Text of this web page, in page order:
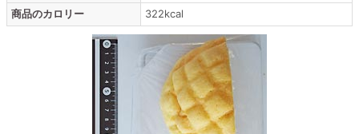
商品のカロリー
322kcal